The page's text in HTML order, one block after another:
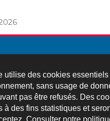
utilise des cookies
sans usage de
pas être refusés. Des
à des fins statistiques et
Consulter notre